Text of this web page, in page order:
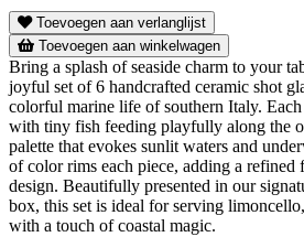
Toevoegen aan verlanglijst
Toevoegen aan winkelwagen
Bring a splash of seaside charm to your
joyful set of 6 handcrafted ceramic shot
colorful marine life of southern Italy. Each
with tiny fish feeding playfully along the
palette that evokes sunlit waters and
of color rims each piece, adding a
design. Beautifully presented in our
box, this set is ideal for serving
with a touch of coastal magic.